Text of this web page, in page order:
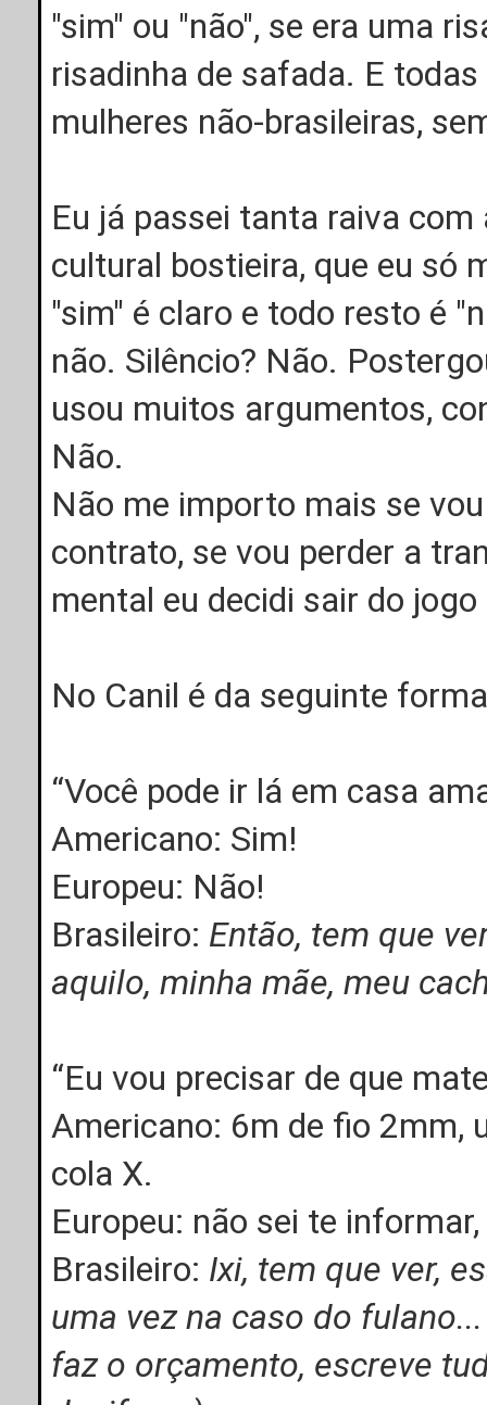
"sim" ou "não", se era uma
risadinha de safada. E
mulheres não-brasileiras,
Eu já passei tanta raiva
cultural bostieira, que eu só
"sim" é claro e todo resto é
não. Silêncio? Não.
usou muitos argumentos,
Não.
Não me importo mais se
contrato, se vou perder a
mental eu decidi sair do
No Canil é da seguinte
“Você pode ir lá em casa
Americano: Sim!
Europeu: Não!
Brasileiro: Então, tem que
aquilo, minha mãe, meu
“Eu vou precisar de que
Americano: 6m de fio 2mm,
cola X.
Europeu: não sei te
Brasileiro: Ixi, tem que ver,
uma vez na caso do
faz o orçamento, escreve